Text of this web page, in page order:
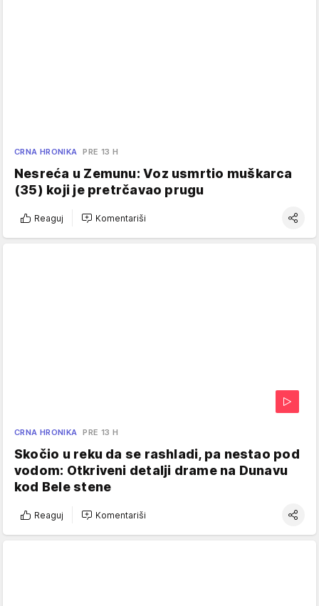
CRNA HRONIKA PRE 13 H
Nesreća u Zemunu: Voz usmrtio muškarca
(35) koji je pretrčavao prugu
Reaguj Komentariši
CRNA HRONIKA PRE 13 H
Skočio u reku da se rashladi, pa nestao pod
vodom: Otkriveni detalji drame na Dunavu
kod Bele stene
Reaguj Komentariši